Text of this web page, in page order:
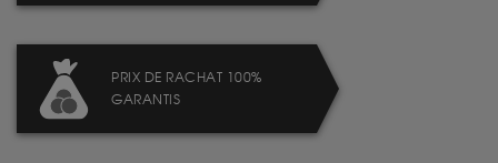
PRIX DE RACHAT 100%
GARANTIS